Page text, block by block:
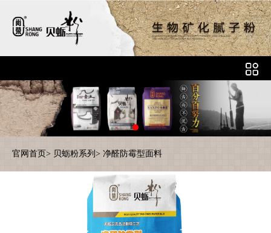
官网首页> 贝蛎粉系列 > 净醛防霉型面料